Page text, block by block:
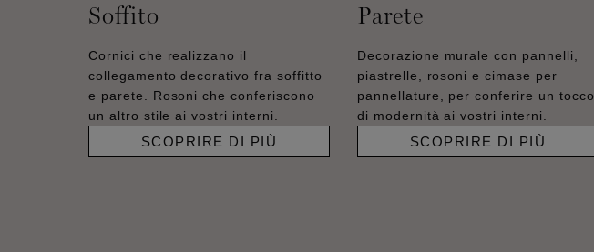
Soffito
Cornici che realizzano il
collegamento decorativo fra soffitto
e parete. Rosoni che conferiscono
un altro stile ai vostri interni.
SCOPRIRE DI PIÙ
Parete
Decorazione murale con pannelli,
piastrelle, rosoni e cimase per
pannellature, per conferire un tocco
di modernità ai vostri interni.
SCOPRIRE DI PIÙ